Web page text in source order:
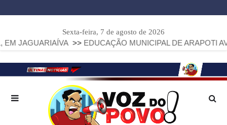
Sexta-feira, 7 de agosto de 2026
>> EDUCAÇÃO MUNICIPAL DE ARAPOTI AVANÇA E